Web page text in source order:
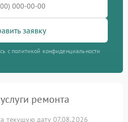
заявку
с политикой конфиденциальности
ремонта
текущую дату 07.08.2026